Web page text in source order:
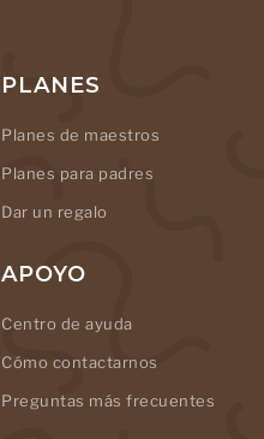
PLANES
Planes de maestros
Planes para padres
Dar un regalo
APOYO
Centro de ayuda
Cómo contactarnos
Preguntas más frecuentes